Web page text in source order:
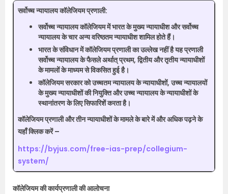
सर्वोच्च न्यायालय कॉलेजियम प्रणाली:
सर्वोच्च न्यायालय कॉलेजियम में भारत के मुख्य न्यायाधीश और सर्वोच्च
न्यायालय के चार अन्य वरिष्ठतम न्यायाधीश शामिल होते हैं।
भारत के संविधान में कॉलेजियम प्रणाली का उल्लेख नहीं है यह प्रणाली
सर्वोच्च न्यायालय के फैसले अर्थात् प्रथम, द्वितीय और तृतीय न्यायाधीशों
के मामलों के माध्यम से विकसित हुई है।
कॉलेजियम सरकार को उच्चतम न्यायालय के न्यायाधीशों, उच्च न्यायालयों
के मुख्य न्यायाधीशों की नियुक्ति और उच्च न्यायालय के न्यायाधीशों के
स्थानांतरण के लिए सिफारिशें करता है।
कॉलेजियम प्रणाली और तीन न्यायाधीशों के मामले के बारे में और अधिक पढ़ने के
यहाँ क्लिक करें –
https://byjus.com/free-ias-prep/collegium-
system/
कॉलेजियम की कार्यप्रणाली की आलोचना